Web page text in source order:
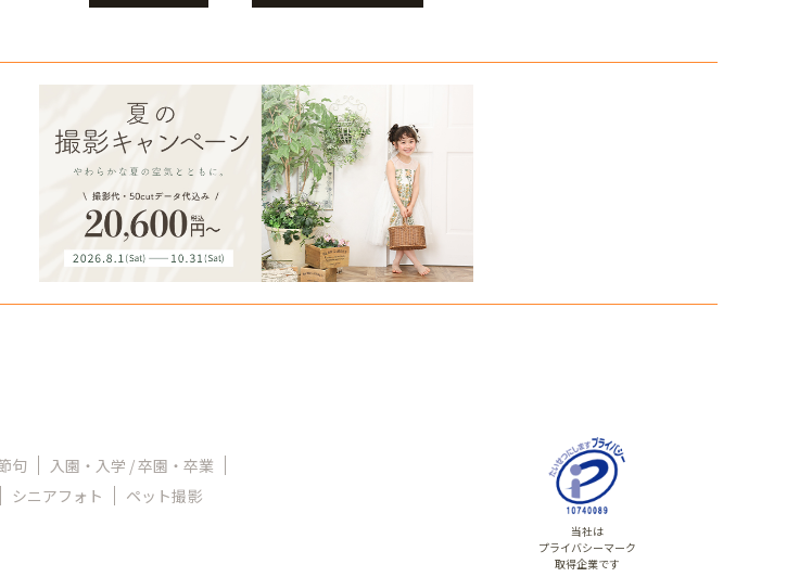
句
入園・入学 / 卒園・卒業
シニアフォト ペット撮影
当社は
プライバシーマーク
取得企業です